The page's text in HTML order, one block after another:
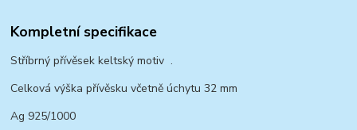
Kompletní specifikace
Stříbrný přívěsek keltský motiv .
Celková výška přívěsku včetně úchytu 32 mm
Ag 925/1000